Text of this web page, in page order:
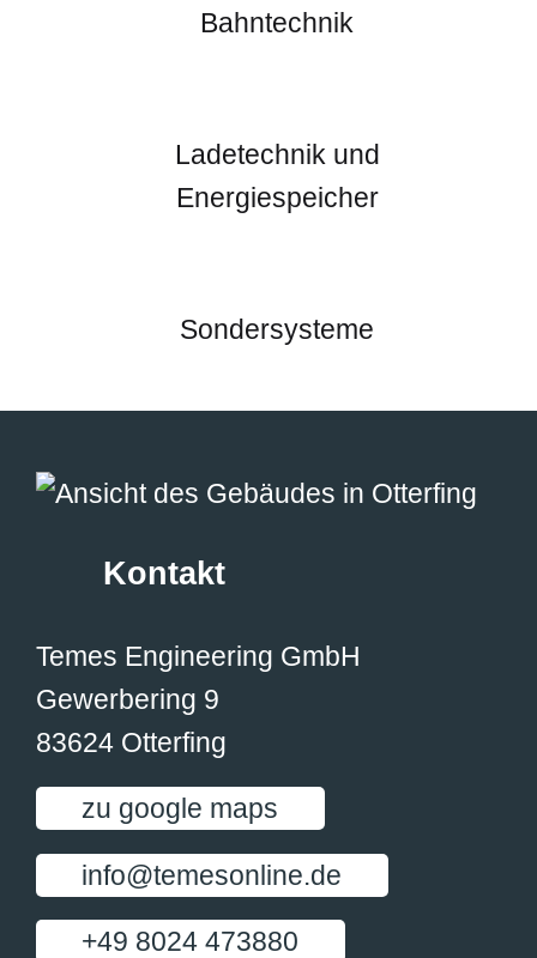
Bahntechnik
Ladetechnik und
Energiespeicher
Sondersysteme
Kontakt
Temes Engineering GmbH
Gewerbering 9
83624 Otterfing
zu google maps
info@temesonline.de
+49 8024 473880